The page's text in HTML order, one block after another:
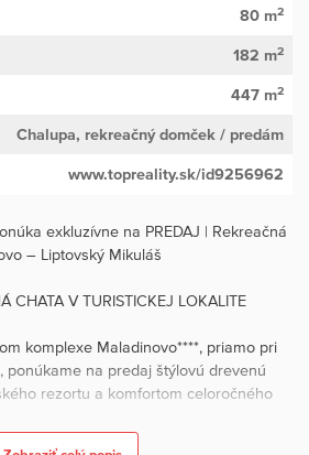
80 m2
182 m2
447 m2
Chalupa, rekreačný domček / predám
www.topreality.sk/id9256962
exkluzívne na PREDAJ | Rekreačná
– Liptovský Mikuláš
CHATA V TURISTICKEJ LOKALITE
komplexe Maladinovo****, priamo pri
ponúkame na predaj štýlovú drevenú
rezortu a komfortom celoročného